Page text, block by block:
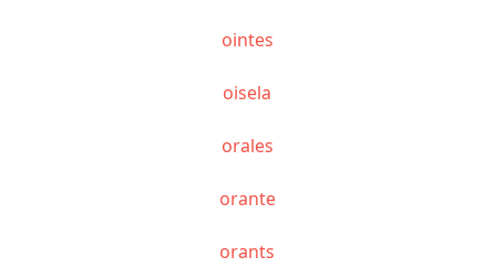
ointes
oisela
orales
orante
orants